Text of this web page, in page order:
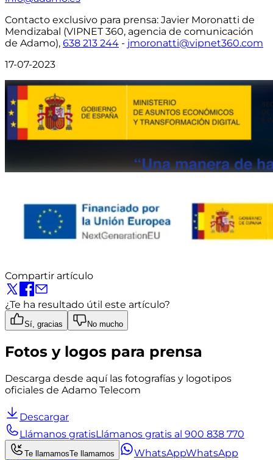
Contacto exclusivo para prensa: Javier Moronatti de
Mendizabal (VIPNET 360, agencia de comunicación
de Adamo), 638 213 244 - jmoronatti@vipnet360.com
17-07-2023
Compartir artículo
¿Te ha resultado útil este artículo?
Sí, gracias No mucho
Fotos y logos para prensa
Descarga desde aquí las fotografías y logotipos
oficiales de Adamo Telecom
Descargar
Llámanos gratisLlámanos gratis al 900 838 770
Te llamamosTe llamamos WhatsAppWhatsApp